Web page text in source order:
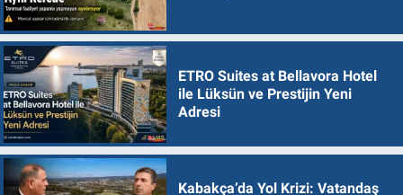
ETRO Suites at Bellavora Hotel
ile Lüksün ve Prestijin Yeni
Adresi
Kabakça’da Yol Krizi: Vatandaş